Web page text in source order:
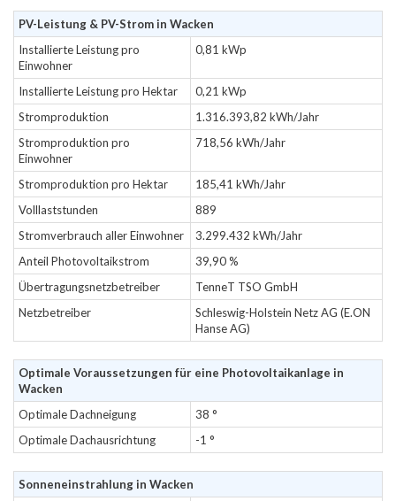
PV-Leistung & PV-Strom in Wacken
Installierte Leistung pro
Einwohner
0,81 kWp
Installierte Leistung pro Hektar
0,21 kWp
Stromproduktion
1.316.393,82 kWh/Jahr
Stromproduktion pro
Einwohner
718,56 kWh/Jahr
Stromproduktion pro Hektar
185,41 kWh/Jahr
Volllaststunden
889
Stromverbrauch aller Einwohner
3.299.432 kWh/Jahr
Anteil Photovoltaikstrom
39,90 %
Übertragungsnetzbetreiber
TenneT TSO GmbH
Netzbetreiber
Schleswig-Holstein Netz AG (E.ON
Hanse AG)
Optimale Voraussetzungen für eine Photovoltaikanlage in
Wacken
Optimale Dachneigung
38 °
Optimale Dachausrichtung
-1 °
Sonneneinstrahlung in Wacken